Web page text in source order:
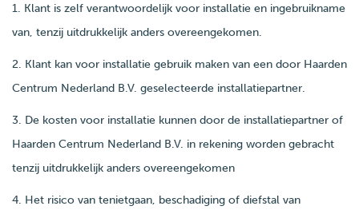
1. Klant is zelf verantwoordelijk voor installatie en ingebruikname
van, tenzij uitdrukkelijk anders overeengekomen.
2. Klant kan voor installatie gebruik maken van een door Haarden
Centrum Nederland B.V. geselecteerde installatiepartner.
3. De kosten voor installatie kunnen door de installatiepartner of
Haarden Centrum Nederland B.V. in rekening worden gebracht
tenzij uitdrukkelijk anders overeengekomen
4. Het risico van tenietgaan, beschadiging of diefstal van